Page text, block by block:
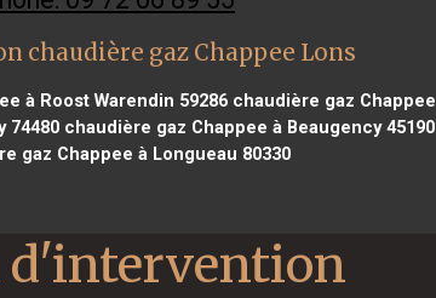
chaudière gaz Chappee Lons
à Roost Warendin 59286 chaudière gaz
74480 chaudière gaz Chappee à Beaugency 45190
gaz Chappee à Longueau 80330